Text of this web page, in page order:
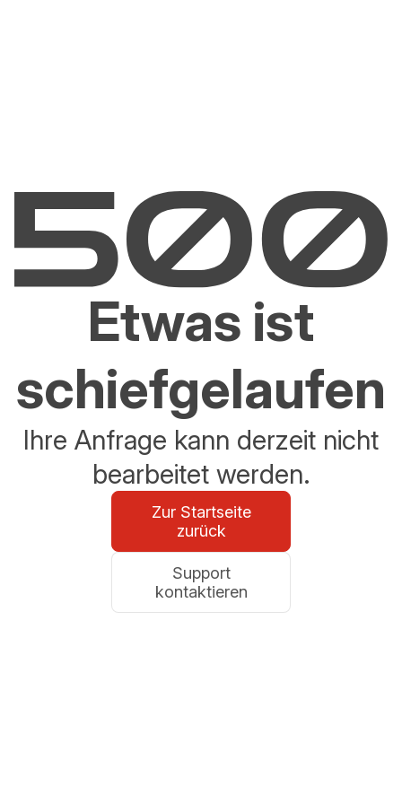
Etwas ist
schiefgelaufen
Ihre Anfrage kann derzeit nicht
bearbeitet werden.
Zur Startseite
zurück
Support
kontaktieren